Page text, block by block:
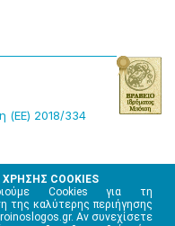
ΧΡΗΣΗΣ COOKIES
Cookies για τη
της καλύτερης περιήγησης
Αν συνεχίσετε
(ΕΕ) 2018/334
Μ.Η.Τ. 220242